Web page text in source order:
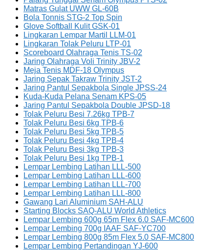
Matras Gulat UWW GL-60B
Bola Tonnis STG-2 Top Spin
Glove Softball Kulit GSK-01
Lingkaran Lempar Martil LLM-01
Lingkaran Tolak Peluru LTP-01
Scoreboard Olahraga Tenis TS-02
Jaring Olahraga Voli Trinity JBV-2
Meja Tenis MDF-18 Olympus
Jaring Sepak Takraw Trinity JST-2
Jaring Pantul Sepakbola Single JPSS-24
Kuda-Kuda Pelana Senam KPS-05
Jaring Pantul Sepakbola Double JPSD-18
Tolak Peluru Besi 7.26kg TPB-7
Tolak Peluru Besi 6kg TPB-6
Tolak Peluru Besi 5kg TPB-5
Tolak Peluru Besi 4kg TPB-4
Tolak Peluru Besi 3kg TPB-3
Tolak Peluru Besi 1kg TPB-1
Lempar Lembing Latihan LLL-500
Lempar Lembing Latihan LLL-600
Lempar Lembing Latihan LLL-700
Lempar Lembing Latihan LLL-800
Gawang Lari Aluminium SAH-ALU
Starting Blocks SAQ-ALU World Athletics
Lempar Lembing 600g 65m Flex 6.0 SAF-MC600
Lempar Lembing 700g IAAF SAF-YC700
Lempar Lembing 800g 85m Flex 5.0 SAF-MC800
Lempar Lembing Pertandingan YJ-600